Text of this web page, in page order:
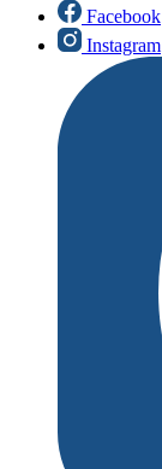
Facebook
Instagram